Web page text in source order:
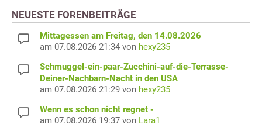
NEUESTE FORENBEITRÄGE
Mittagessen am Freitag, den 14.08.2026
am 07.08.2026 21:34 von hexy235
Schmuggel-ein-paar-Zucchini-auf-die-Terrasse-
Deiner-Nachbarn-Nacht in den USA
am 07.08.2026 21:29 von hexy235
Wenn es schon nicht regnet -
am 07.08.2026 19:37 von Lara1